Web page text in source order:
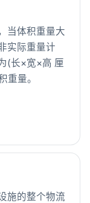
当体积重量大
实际重量计
(长×宽×高 厘
量。
施的整个物流